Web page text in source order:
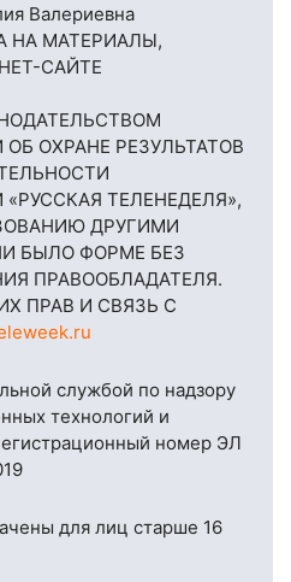
Валериевна
НА МАТЕРИАЛЫ,
САЙТЕ
ОХРАНЕ РЕЗУЛЬТАТОВ
ТЕЛЕНЕДЕЛЯ»,
ДРУГИМИ
БЫЛО ФОРМЕ БЕЗ
ПРАВООБЛАДАТЕЛЯ.
ПРАВ И СВЯЗЬ С
службой по надзору
технологий и
номер ЭЛ
для лиц старше 16